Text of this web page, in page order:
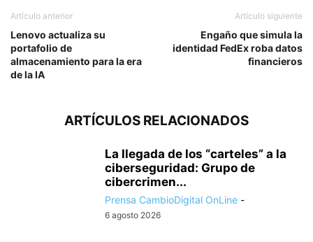
Artículo anterior
Lenovo actualiza su
portafolio de
almacenamiento para la era
de la IA
Artículo siguiente
Engaño que simula la
identidad FedEx roba datos
financieros
ARTÍCULOS RELACIONADOS
La llegada de los “carteles” a la
ciberseguridad: Grupo de
cibercrimen...
Prensa CambioDigital OnLine -
6 agosto 2026